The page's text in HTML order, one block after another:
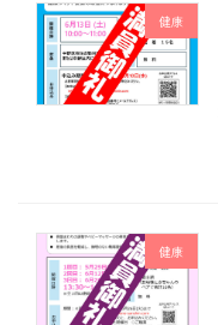
健康
健康